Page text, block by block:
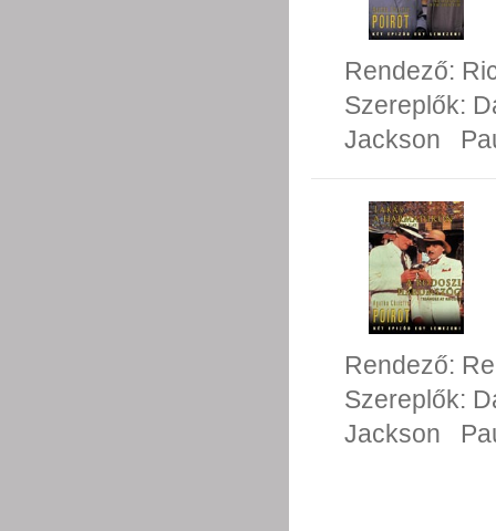
Rendező:
Szereplők:
Jackson
Rendező:
Szereplők:
Jackson